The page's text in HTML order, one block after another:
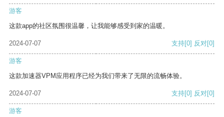
游客
这款app的社区氛围很温馨，让我能够感受到家的温暖。
2024-07-07 支持[0] 反对[0]
游客
这款加速器VPM应用程序已经为我们带来了无限的流畅体验。
2024-07-07 支持[0] 反对[0]
游客